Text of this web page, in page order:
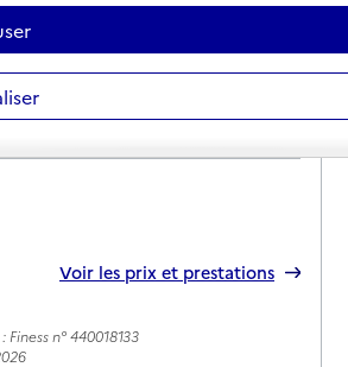
hospitalier
Voir les prix et prestations
n° 440018133